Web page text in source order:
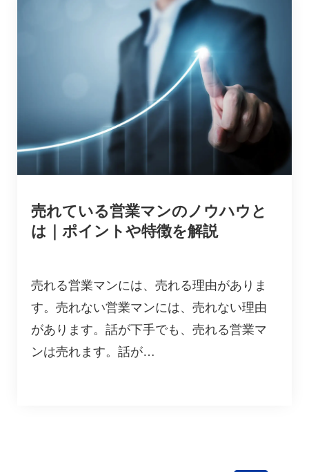
売れている営業マンのノウハウと
は｜ポイントや特徴を解説
売れる営業マンには、売れる理由がありま
す。売れない営業マンには、売れない理由
があります。話が下手でも、売れる営業マ
ンは売れます。話が…